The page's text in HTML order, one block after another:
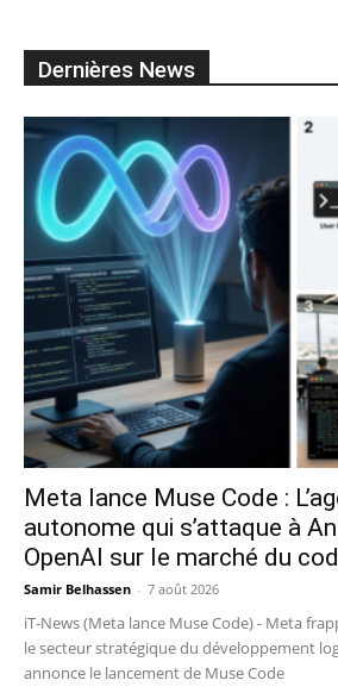
Dernières News
Meta lance Muse Code :
autonome qui s’attaque à
OpenAI sur le marché du
Samir Belhassen - 7 août 2026
iT-News (Meta lance Muse Code) - Meta
le secteur stratégique du développement
annonce le lancement de Muse Code